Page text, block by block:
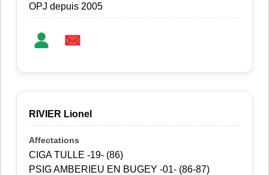
OPJ depuis 2005
RIVIER Lionel
CIGA TULLE -19- (86)
PSIG AMBERIEU EN BUGEY -01- (86-87)